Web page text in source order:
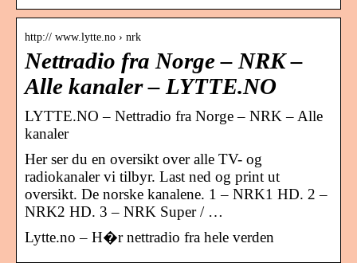
http:// www.lytte.no › nrk
Nettradio fra Norge – NRK –
Alle kanaler – LYTTE.NO
LYTTE.NO – Nettradio fra Norge – NRK – Alle
kanaler
Her ser du en oversikt over alle TV- og
radiokanaler vi tilbyr. Last ned og print ut
oversikt. De norske kanalene. 1 – NRK1 HD. 2 –
NRK2 HD. 3 – NRK Super / …
Lytte.no – H�r nettradio fra hele verden